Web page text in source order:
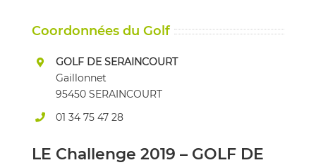
Coordonnées du Golf
GOLF DE SERAINCOURT
Gaillonnet
95450 SERAINCOURT
01 34 75 47 28
LE Challenge 2019 – GOLF DE